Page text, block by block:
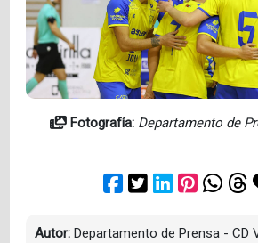
Fotografía: Departamento de
Autor: Departamento de Prensa - CD